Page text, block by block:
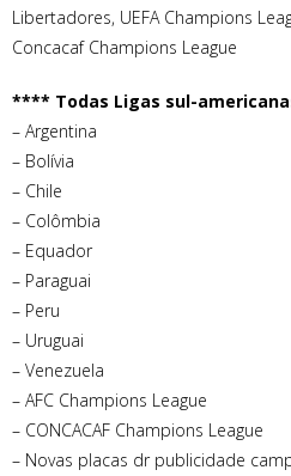
Libertadores, UEFA Champions
Concacaf Champions League
**** Todas Ligas sul-
– Argentina
– Bolívia
– Chile
– Colômbia
– Equador
– Paraguai
– Peru
– Uruguai
– Venezuela
– AFC Champions League
– CONCACAF Champions League
– Novas placas dr publicidade